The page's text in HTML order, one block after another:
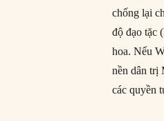
chống lại
độ đạo tặc
hoa. Nếu
nền dân trị
các quyền